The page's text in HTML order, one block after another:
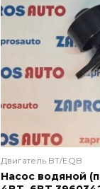
Двигатель BT/EQB
Насос водяной